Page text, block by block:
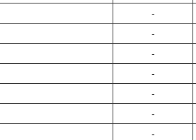
‐
‐
‐
‐
‐
‐
‐